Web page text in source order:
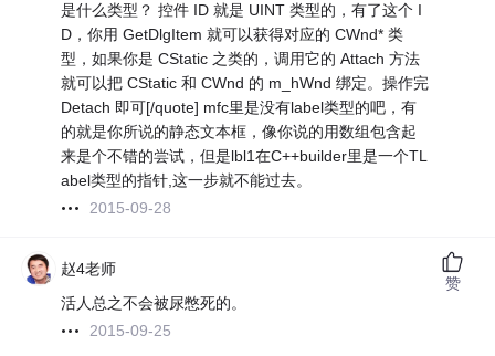
是什么类型？ 控件 ID 就是 UINT 类型的，有了这个 I
D，你用 GetDlgItem 就可以获得对应的 CWnd* 类
型，如果你是 CStatic 之类的，调用它的 Attach 方法
就可以把 CStatic 和 CWnd 的 m_hWnd 绑定。操作完
Detach 即可[/quote] mfc里是没有label类型的吧，有
的就是你所说的静态文本框，像你说的用数组包含起
来是个不错的尝试，但是lbl1在C++builder里是一个TL
abel类型的指针,这一步就不能过去。
2015-09-28
赵4老师
活人总之不会被尿憋死的。
2015-09-25
赞